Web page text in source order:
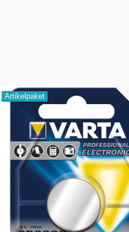
Artikelpaket